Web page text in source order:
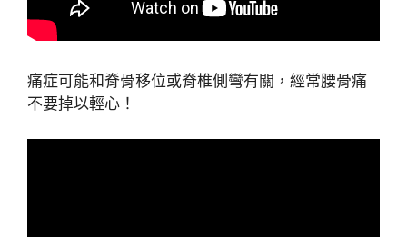
痛症可能和脊骨移位或脊椎側彎有關，經常腰骨痛
不要掉以輕心！